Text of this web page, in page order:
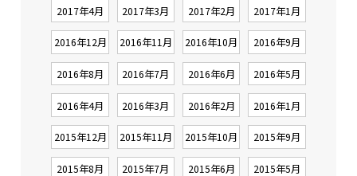
2017年4月 2017年3月 2017年2月 2017年1月
2016年12月 2016年11月 2016年10月 2016年9月
2016年8月 2016年7月 2016年6月 2016年5月
2016年4月 2016年3月 2016年2月 2016年1月
2015年12月 2015年11月 2015年10月 2015年9月
2015年8月 2015年7月 2015年6月 2015年5月